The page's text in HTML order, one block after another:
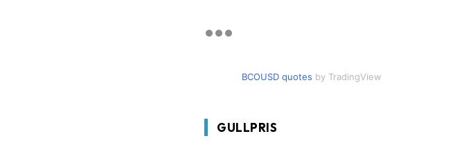
BCOUSD quotes by TradingView
GULLPRIS